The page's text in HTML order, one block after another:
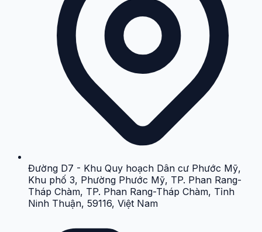
Đường D7 - Khu Quy hoạch Dân cư Phước Mỹ,
Khu phố 3, Phường Phước Mỹ, TP. Phan Rang-
Tháp Chàm, TP. Phan Rang-Tháp Chàm, Tỉnh
Ninh Thuận, 59116, Việt Nam